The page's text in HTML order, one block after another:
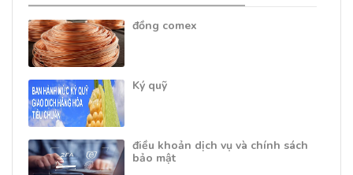
đồng comex
Ký quỹ
điều khoản dịch vụ và chính sách
bảo mật